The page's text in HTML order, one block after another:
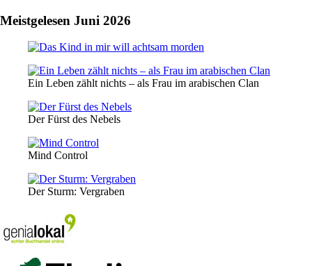
Meistgelesen Juni 2026
Ein Leben zählt nichts – als Frau im arabischen Clan
Der Fürst des Nebels
Mind Control
Der Sturm: Vergraben